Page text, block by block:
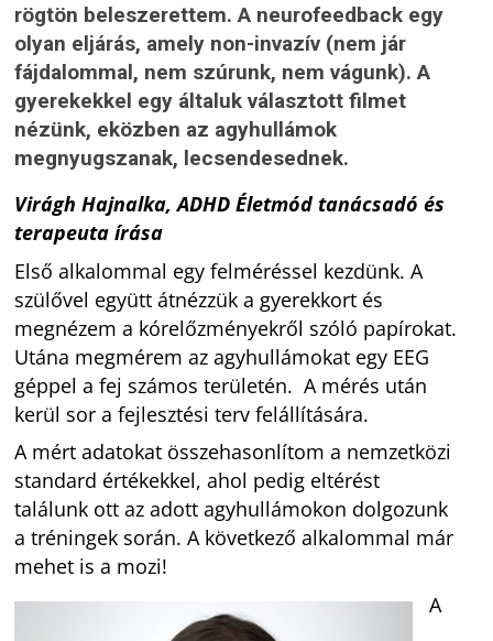
rögtön beleszerettem. A neurofeedback egy
olyan eljárás, amely non-invazív (nem jár
fájdalommal, nem szúrunk, nem vágunk). A
gyerekekkel egy általuk választott filmet
nézünk, eközben az agyhullámok
megnyugszanak, lecsendesednek.
Virágh Hajnalka, ADHD Életmód tanácsadó és
terapeuta írása
Első alkalommal egy felméréssel kezdünk. A
szülővel együtt átnézzük a gyerekkort és
megnézem a kórelőzményekről szóló papírokat.
Utána megmérem az agyhullámokat egy EEG
géppel a fej számos területén. A mérés után
kerül sor a fejlesztési terv felállítására.
A mért adatokat összehasonlítom a nemzetközi
standard értékekkel, ahol pedig eltérést
találunk ott az adott agyhullámokon dolgozunk
a tréningek során. A következő alkalommal már
mehet is a mozi!
A